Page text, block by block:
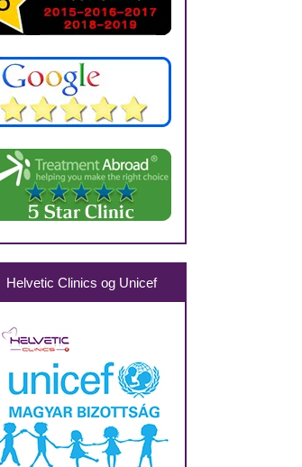
Helvetic Clinics og Unicef